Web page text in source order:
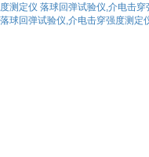
度测定仪 落球回弹试验仪,介电击穿
落球回弹试验仪,介电击穿强度测定